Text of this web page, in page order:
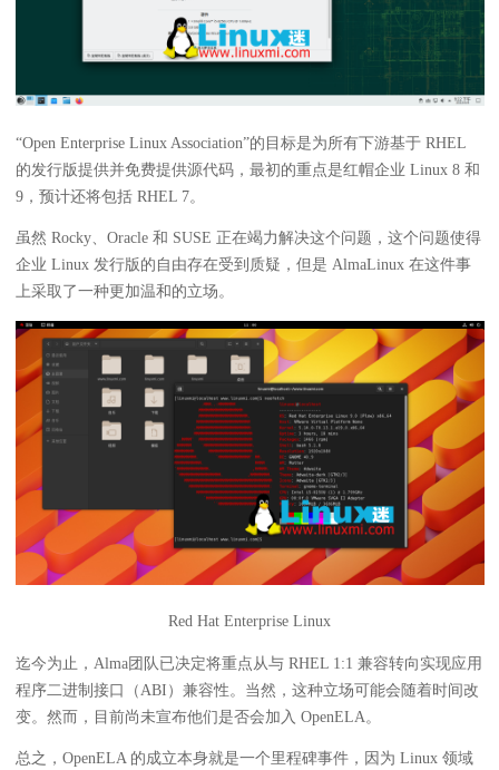
“Open Enterprise Linux Association”的目标是为所有下游基于 RHEL
的发行版提供并免费提供源代码，最初的重点是红帽企业 Linux 8 和
9，预计还将包括 RHEL 7。
虽然 Rocky、Oracle 和 SUSE 正在竭力解决这个问题，这个问题使得
企业 Linux 发行版的自由存在受到质疑，但是 AlmaLinux 在这件事
上采取了一种更加温和的立场。
Red Hat Enterprise Linux
迄今为止，Alma团队已决定将重点从与 RHEL 1:1 兼容转向实现应用
程序二进制接口（ABI）兼容性。当然，这种立场可能会随着时间改
变。然而，目前尚未宣布他们是否会加入 OpenELA。
总之，OpenELA 的成立本身就是一个里程碑事件，因为 Linux 领域